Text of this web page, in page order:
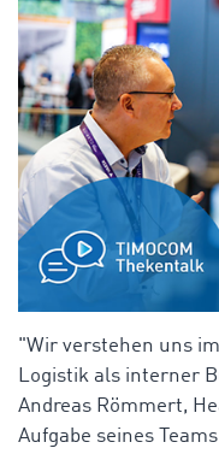
"Wir verstehen uns
Logistik als interner
Andreas Römmert,
Aufgabe seines